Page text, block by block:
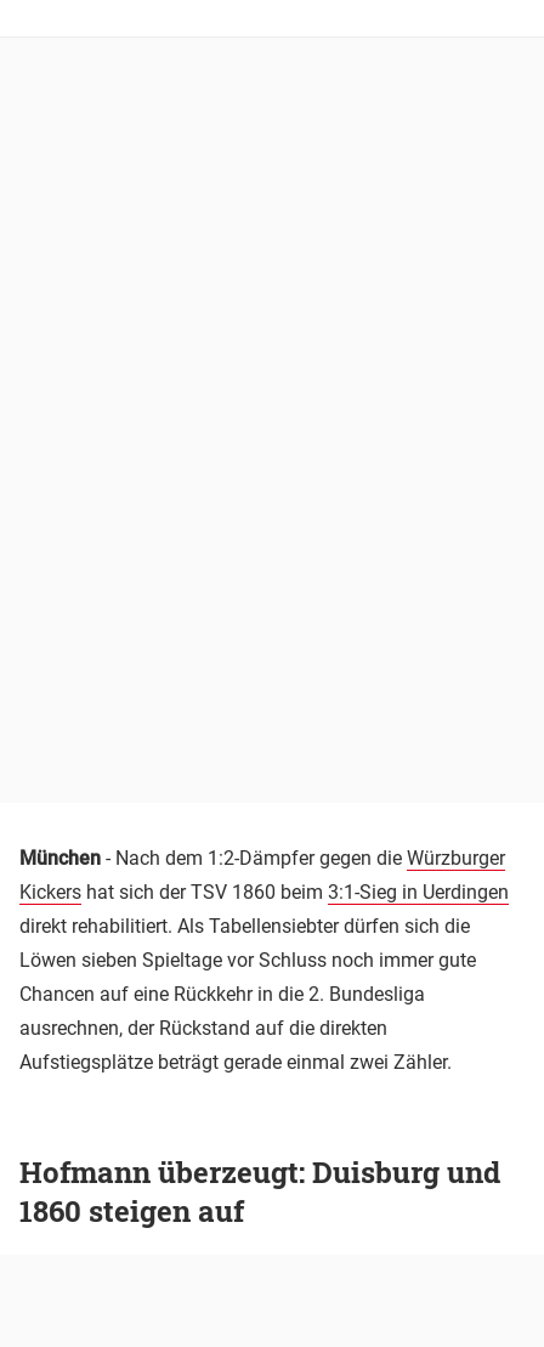
München - Nach dem 1:2-Dämpfer gegen die Würzburger
Kickers hat sich der TSV 1860 beim 3:1-Sieg in Uerdingen
direkt rehabilitiert. Als Tabellensiebter dürfen sich die
Löwen sieben Spieltage vor Schluss noch immer gute
Chancen auf eine Rückkehr in die 2. Bundesliga
ausrechnen, der Rückstand auf die direkten
Aufstiegsplätze beträgt gerade einmal zwei Zähler.
Hofmann überzeugt: Duisburg und
1860 steigen auf